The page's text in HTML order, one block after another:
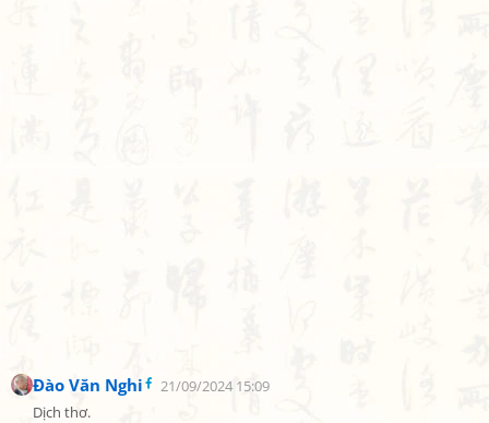
Đào Văn Nghi
21/09/2024 15:09
Dịch thơ.